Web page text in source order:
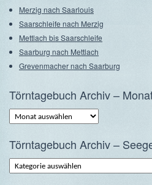
Merzig nach Saarlouis
Saarschleife nach Merzig
Mettlach bis Saarschleife
Saarburg nach Mettlach
Grevenmacher nach Saarburg
Törntagebuch Archiv –
Törntagebuch
Archiv
–
Törntagebuch Archiv –
Törntagebuch
Archiv
–